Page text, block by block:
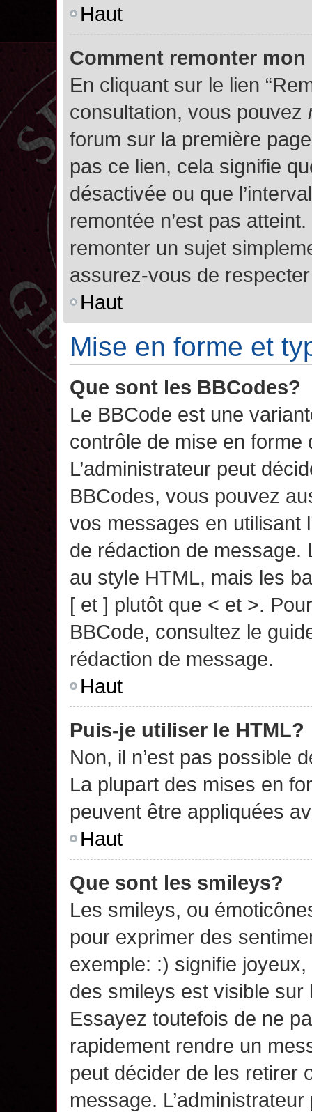
Haut
Comment remonter
En cliquant sur le lien
consultation, vous pouvez
forum sur la première
pas ce lien, cela signifie
désactivée ou que
remontée n’est pas
remonter un sujet
assurez-vous de
Haut
Mise en forme et
Que sont les BBCodes?
Le BBCode est une
contrôle de mise en forme
L’administrateur peut
BBCodes, vous pouvez
vos messages en utilisant
de rédaction de message.
au style HTML, mais les
[ et ] plutôt que < et >.
BBCode, consultez le
rédaction de message.
Haut
Puis-je utiliser le HTML?
Non, il n’est pas possible
La plupart des mises en
peuvent être appliquées
Haut
Que sont les smileys?
Les smileys, ou
pour exprimer des
exemple: :) signifie
des smileys est visible
Essayez toutefois de ne
rapidement rendre un
peut décider de les retirer
message.